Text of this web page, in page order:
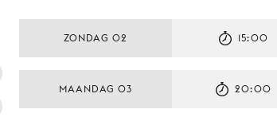
ZONDAG 02 15:00
MAANDAG 03 20:00